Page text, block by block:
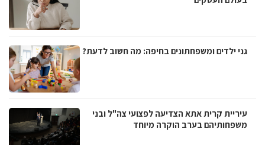
גני ילדים ומשפחתונים בחיפה: מה חשוב לדעת?
עיריית קרית אתא הצדיעה לפצועי צה"ל ובני
משפחותיהם בערב הוקרה מיוחד